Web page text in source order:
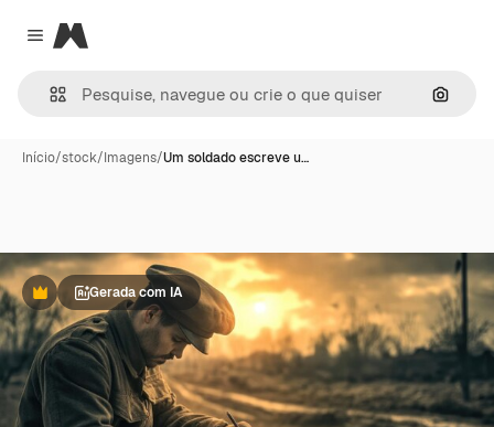
Close menu
Magnific
Início/stock/Imagens/Um soldado escreve u…
PremiumGerada com IA